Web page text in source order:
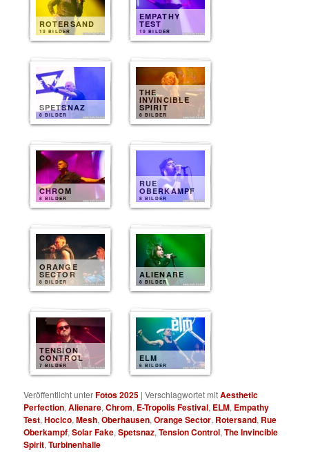
ROTERSAND
10 BILDER
EMPATHY
TEST
10 BILDER
SPETSNAZ
8 BILDER
THE
INVINCIBLE
SPIRIT
8 BILDER
CHROM
8 BILDER
RUE
OBERKAMPF
8 BILDER
ORANGE
SECTOR
8 BILDER
ALIENARE
8 BILDER
TENSION
CONTROL
7 BILDER
ELM
6 BILDER
Veröffentlicht unterFotos 2025 |Verschlagwortet mitAesthetic
Perfection,Alienare,Chrom, E-Tropolis Festival, ELM, Empathy
Test,Hocico,Mesh,Oberhausen,Orange Sector, Rotersand, Rue
Oberkampf,Solar Fake,Spetsnaz,Tension Control,The Invincible
Spirit,Turbinenhalle